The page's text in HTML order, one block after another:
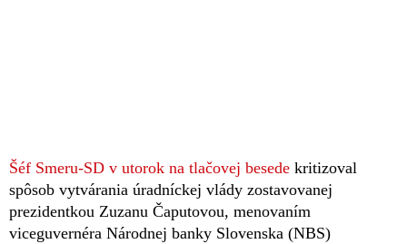
Šéf Smeru-SD v utorok na tlačovej besede kritizoval
spôsob vytvárania úradníckej vlády zostavovanej
prezidentkou Zuzanu Čaputovou, menovaním
viceguvernéra Národnej banky Slovenska (NBS)